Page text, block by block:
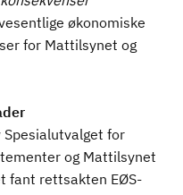
økonomiske
for Mattilsynet og
for
og Mattilsynet
fant rettsakten EØS-